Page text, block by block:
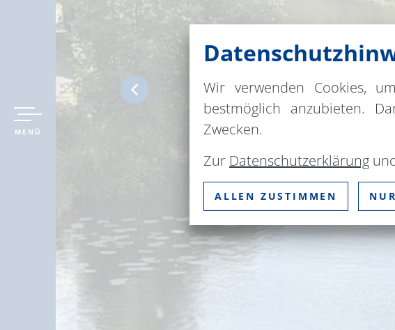
MENÜ
Wir verwenden Cookies,
bestmöglich anzubieten.
Zwecken.
Zur Datenschutzerklärung
ALLEN ZUSTIMMEN